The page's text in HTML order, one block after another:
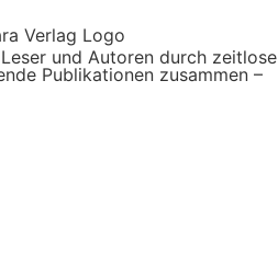
und Autoren durch zeitlose
Publikationen zusammen –